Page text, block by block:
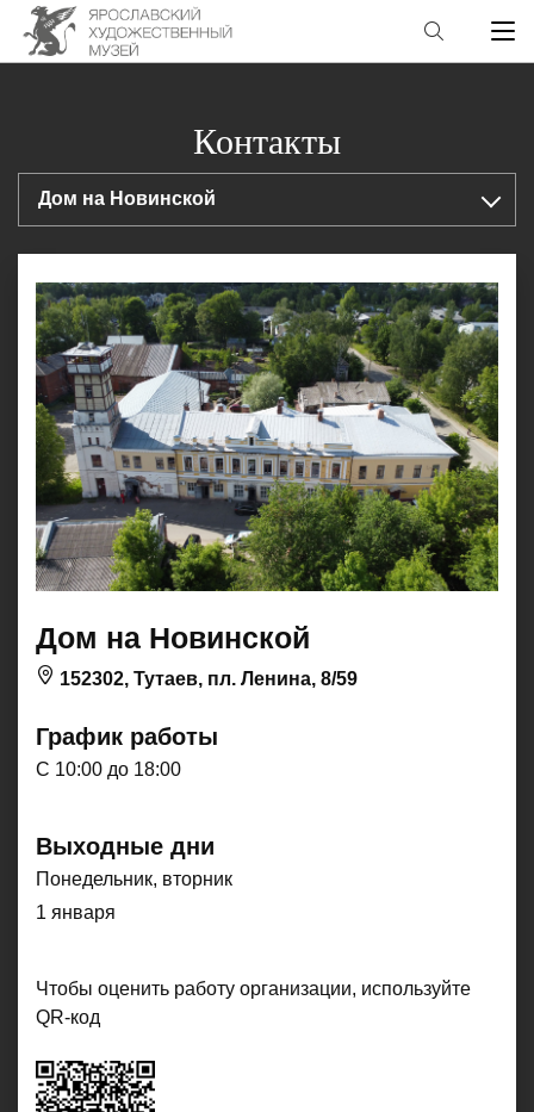
Контакты
Дом на Новинской
Дом на Новинской
152302, Тутаев, пл. Ленина, 8/59
График работы
C 10:00 до 18:00
Выходные дни
Понедельник, вторник
1 января
Чтобы оценить работу организации, используйте
QR-код